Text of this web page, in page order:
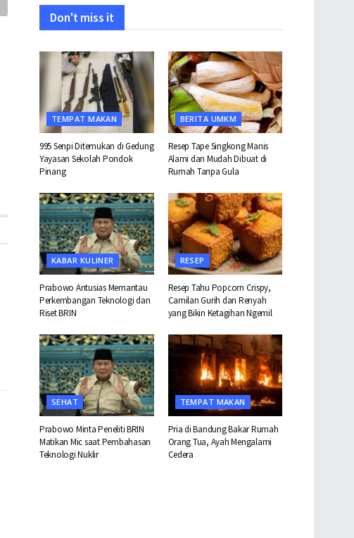
Don't miss it
TEMPAT MAKAN
995 Senpi Ditemukan di Gedung
Yayasan Sekolah Pondok
Pinang
BERITA UMKM
Resep Tape Singkong Manis
Alami dan Mudah Dibuat di
Rumah Tanpa Gula
KABAR KULINER
Prabowo Antusias Memantau
Perkembangan Teknologi dan
Riset BRIN
RESEP
Resep Tahu Popcorn Crispy,
Camilan Gurih dan Renyah
yang Bikin Ketagihan Ngemil
SEHAT
Prabowo Minta Peneliti BRIN
Matikan Mic saat Pembahasan
Teknologi Nuklir
TEMPAT MAKAN
Pria di Bandung Bakar Rumah
Orang Tua, Ayah Mengalami
Cedera